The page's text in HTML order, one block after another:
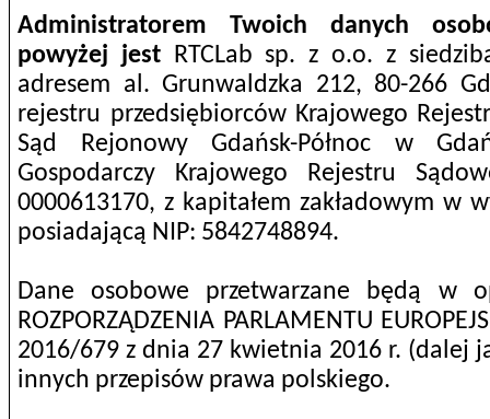
Administratorem Twoich danych
powyżej jest RTCLab sp. z o.o. z
adresem al. Grunwaldzka 212, 80-266
rejestru przedsiębiorców Krajowego
Sąd Rejonowy Gdańsk-Północ w
Gospodarczy Krajowego Rejestru
0000613170, z kapitałem zakładowym w
posiadającą NIP: 5842748894.
Dane osobowe przetwarzane będą w
ROZPORZĄDZENIA PARLAMENTU
2016/679 z dnia 27 kwietnia 2016 r. (dalej
innych przepisów prawa polskiego.